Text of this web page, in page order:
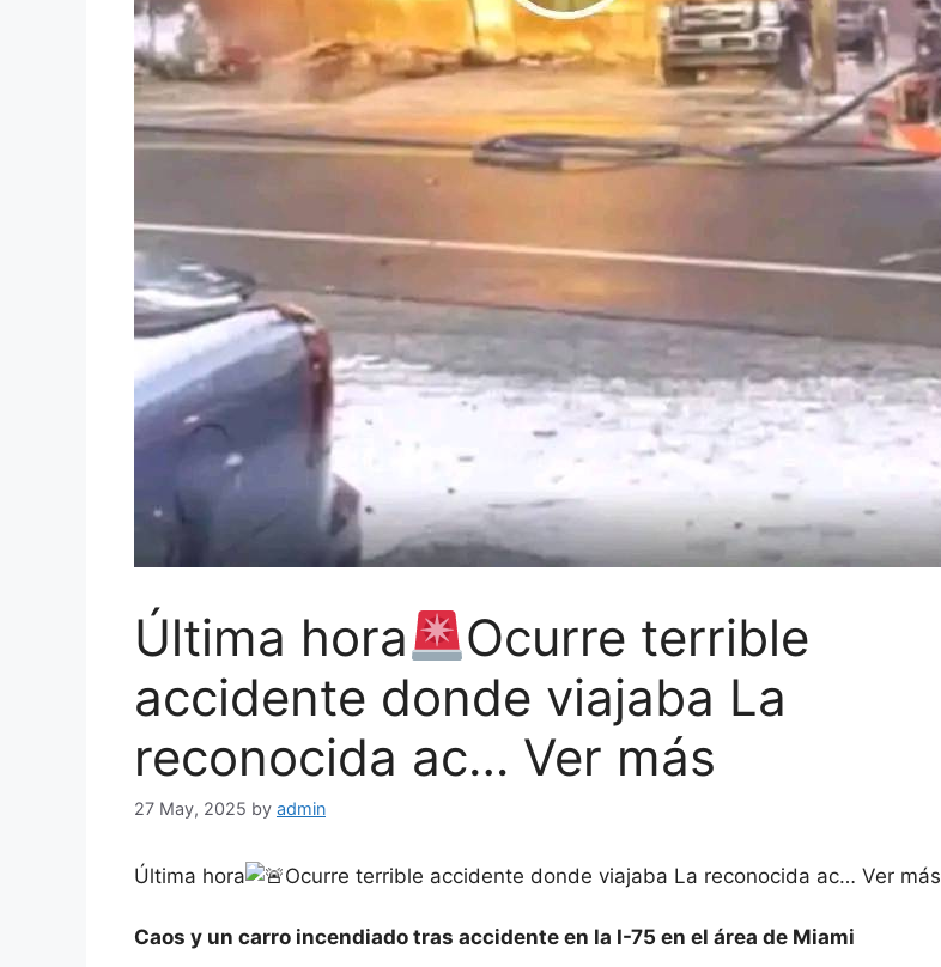
Última hora
Ocurre terrible
accidente donde viajaba La
reconocida ac… Ver más
27 May, 2025 by admin
Última hora Ocurre terrible accidente donde viajaba La reconocida ac… Ver más
Caos y un carro incendiado tras accidente en la I-75 en el área de Miami